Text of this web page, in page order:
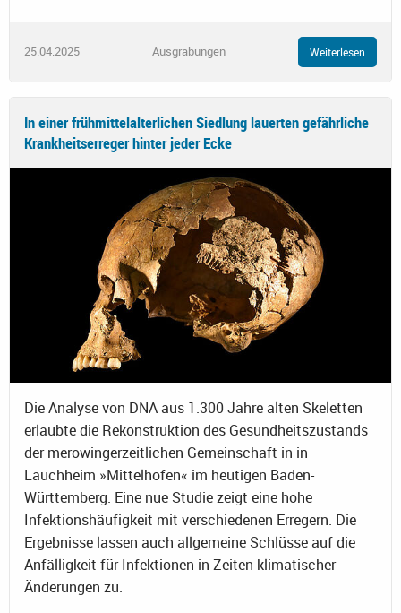
25.04.2025 Ausgrabungen Weiterlesen
In einer frühmittelalterlichen Siedlung lauerten gefährliche
Krankheitserreger hinter jeder Ecke
Die Analyse von DNA aus 1.300 Jahre alten Skeletten
erlaubte die Rekonstruktion des Gesundheitszustands
der merowingerzeitlichen Gemeinschaft in in
Lauchheim »Mittelhofen« im heutigen Baden-
Württemberg. Eine nue Studie zeigt eine hohe
Infektionshäufigkeit mit verschiedenen Erregern. Die
Ergebnisse lassen auch allgemeine Schlüsse auf die
Anfälligkeit für Infektionen in Zeiten klimatischer
Änderungen zu.